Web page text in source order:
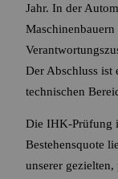
Jahr. In der
Der Abschluss ist
technischen
Die IHK-Prüfung
Bestehensquote
unserer